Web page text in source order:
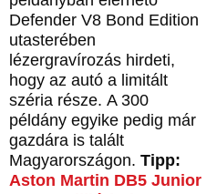
Defender V8 Bond Edition
utasterében
lézergravírozás hirdeti,
hogy az autó a limitált
széria része. A 300
példány egyike pedig már
gazdára is talált
Magyarországon. Tipp:
Aston Martin DB5 Junior